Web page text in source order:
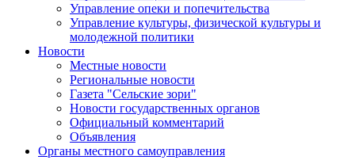
Управление опеки и попечительства
Управление культуры, физической культуры и
молодежной политики
Новости
Местные новости
Региональные новости
Газета "Сельские зори"
Новости государственных органов
Официальный комментарий
Объявления
Органы местного самоуправления